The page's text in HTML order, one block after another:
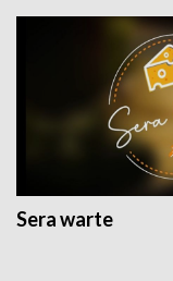
Sera warte